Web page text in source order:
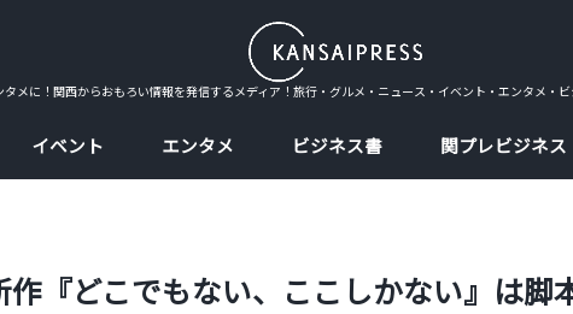
タメに！関西からおもろい情報を発信するメディア！旅行・グルメ・ニュース・イベント・エンタメ・ビ
イベント エンタメ ビジネス書 関プレビジネス
作『どこでもない、ここしかない』は脚